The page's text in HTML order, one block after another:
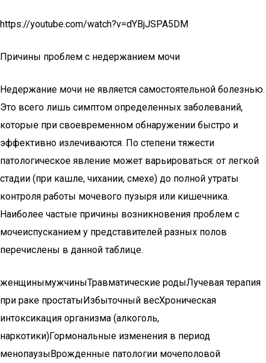
https://youtube.com/watch?v=dYBjJSPA5DM
Причины проблем с недержанием мочи
Недержание мочи не является самостоятельной болезнью.
Это всего лишь симптом определенных заболеваний,
которые при своевременном обнаружении быстро и
эффективно излечиваются. По степени тяжести
патологическое явление может варьироваться: от легкой
стадии (при кашле, чихании, смехе) до полной утраты
контроля работы мочевого пузыря или кишечника.
Наиболее частые причины возникновения проблем с
мочеиспусканием у представителей разных полов
перечислены в данной таблице.
женщинымужчиныТравматические родыЛучевая терапия
при раке простатыИзбыточный весХроническая
интоксикация организма (алкоголь,
наркотики)Гормональные изменения в период
менопаузыВрожденные патологии мочеполовой